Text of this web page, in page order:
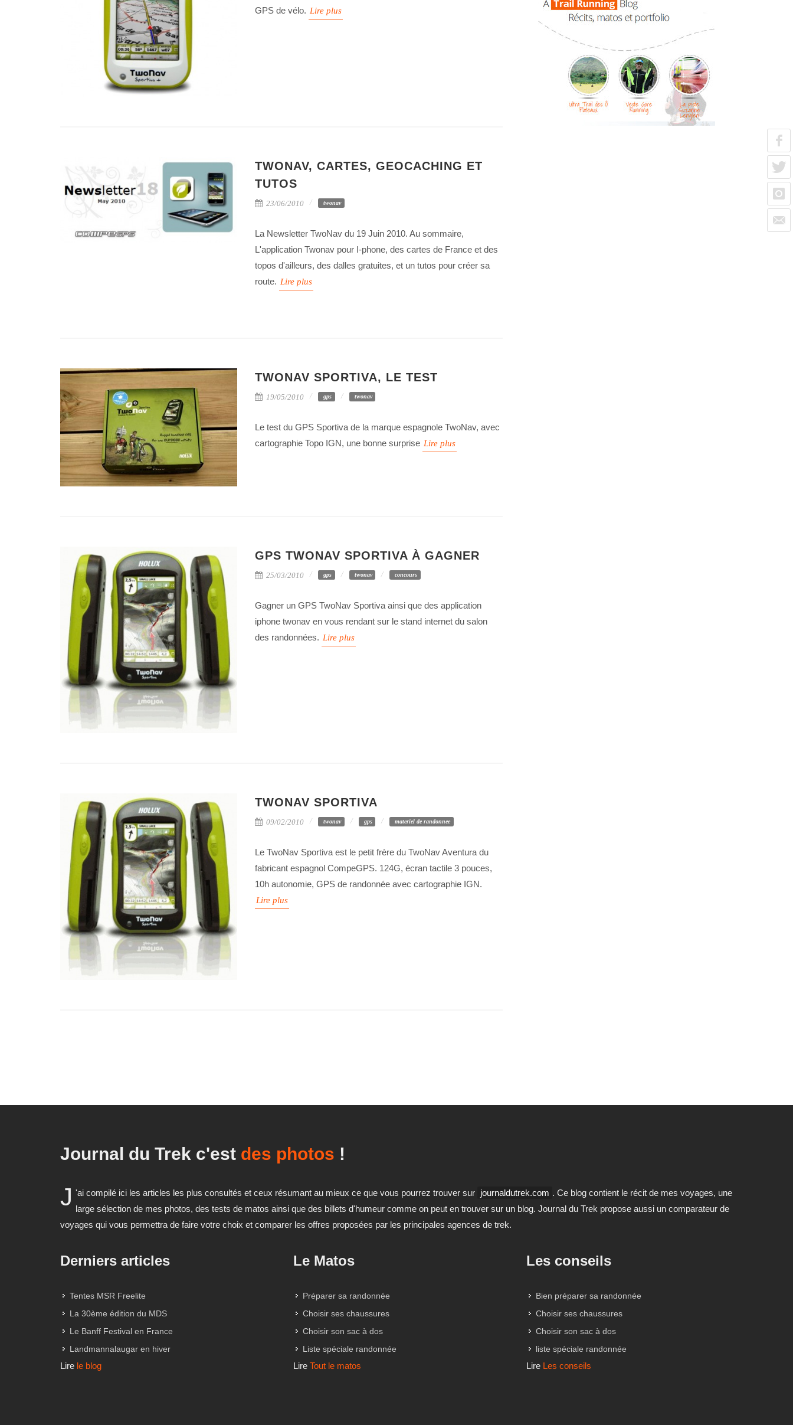
GPS de vélo. Lire plus
TWONAV, CARTES, GEOCACHING ET
TUTOS
23/06/2010 twonav
La Newsletter TwoNav du 19 Juin 2010. Au sommaire,
L'application Twonav pour I-phone, des cartes de France et des
topos d'ailleurs, des dalles gratuites, et un tutos pour créer sa
route. Lire plus
TWONAV SPORTIVA, LE TEST
19/05/2010 gps twonav
Le test du GPS Sportiva de la marque espagnole TwoNav, avec
cartographie Topo IGN, une bonne surprise Lire plus
GPS TWONAV SPORTIVA À GAGNER
25/03/2010 gps twonav concours
Gagner un GPS TwoNav Sportiva ainsi que des application
iphone twonav en vous rendant sur le stand internet du salon
des randonnées. Lire plus
TWONAV SPORTIVA
09/02/2010 twonav gps materiel de randonnee
Le TwoNav Sportiva est le petit frère du TwoNav Aventura du
fabricant espagnol CompeGPS. 124G, écran tactile 3 pouces,
10h autonomie, GPS de randonnée avec cartographie IGN.
Lire plus
Journal du Trek c'est du matos!
J 'ai compilé ici les articles les plus consultés et ceux résumant au mieux ce que vous pourrez trouver sur journaldutrek.com . Ce blog contient le récit de mes voyages, une
large sélection de mes photos, des tests de matos ainsi que des billets d'humeur comme on peut en trouver sur un blog. Journal du Trek propose aussi un comparateur de
voyages qui vous permettra de faire votre choix et comparer les offres proposées par les principales agences de trek.
Derniers articles
Tentes MSR Freelite
La 30ème édition du MDS
Le Banff Festival en France
Landmannalaugar en hiver
Lire le blog
Le Matos
Préparer sa randonnée
Choisir ses chaussures
Choisir son sac à dos
Liste spéciale randonnée
Lire Tout le matos
Les conseils
Bien préparer sa randonnée
Choisir ses chaussures
Choisir son sac à dos
liste spéciale randonnée
Lire Les conseils